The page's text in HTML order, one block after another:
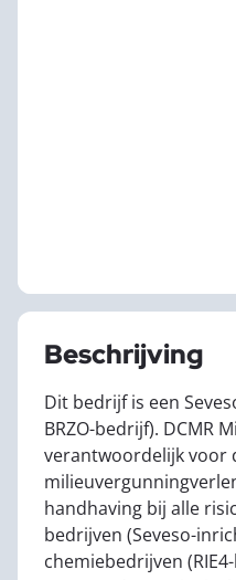
Beschrijving
Dit bedrijf is een
BRZO-bedrijf). DCMR
verantwoordelijk voor
handhaving bij alle
bedrijven (Seveso-
chemiebedrijven